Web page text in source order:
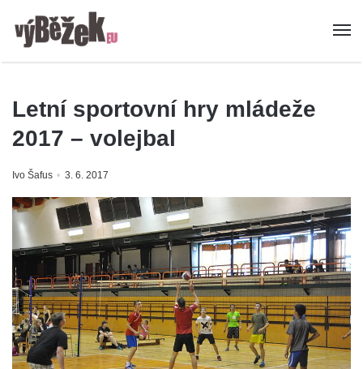
Letní sportovní hry mládeže
2017 – volejbal
Ivo Šafus 3. 6. 2017